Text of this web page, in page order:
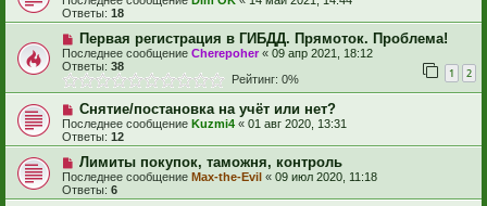
Ответы: 18
Первая регистрация в ГИБДД. Прямоток. Проблема!
Последнее сообщение Cherepoher« 09 апр 2021, 18:12
Ответы: 38 1 2
Рейтинг: 0%
Снятие/постановка на учёт или нет?
Последнее сообщение Kuzmi4 « 01 авг 2020, 13:31
Ответы: 12
Лимиты покупок, таможня, контроль
Последнее сообщение Max-the-Evil « 09 июл 2020, 11:18
Ответы: 6